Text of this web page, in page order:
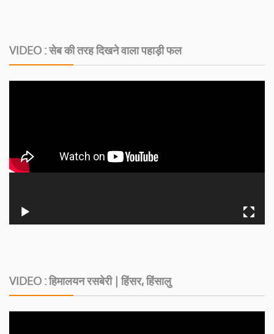
VIDEO : सेब की तरह दिखने वाला पहाड़ी फल
VIDEO : हिमालयन रसबेरी | हिंसर, हिंसालु